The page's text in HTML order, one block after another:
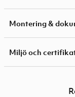
Montering &
Miljö och